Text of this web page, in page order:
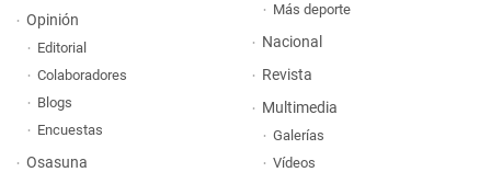
Opinión
Editorial
Colaboradores
Blogs
Encuestas
Osasuna
Más deporte
Nacional
Revista
Multimedia
Galerías
Vídeos